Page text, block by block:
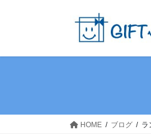
HOME ブログ ラ